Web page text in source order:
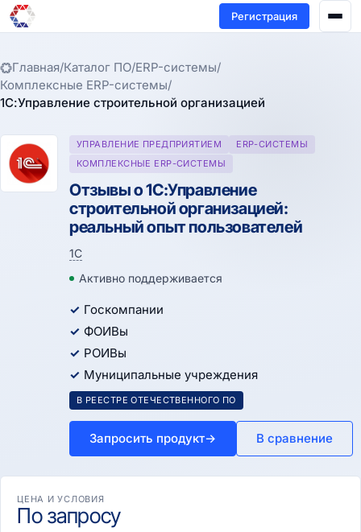
Регистрация
Главная/Каталог ПО/ERP-системы/
Комплексные ERP-системы/
1С:Управление строительной организацией
УПРАВЛЕНИЕ ПРЕДПРИЯТИЕМ
ERP-СИСТЕМЫ
КОМПЛЕКСНЫЕ ERP-СИСТЕМЫ
Отзывы о 1С:Управление
строительной организацией:
реальный опыт пользователей
1С
Активно поддерживается
Госкомпании
ФОИВы
РОИВы
Муниципальные учреждения
В РЕЕСТРЕ ОТЕЧЕСТВЕННОГО ПО
Запросить продукт→ В сравнение
ЦЕНА И УСЛОВИЯ
По запросу